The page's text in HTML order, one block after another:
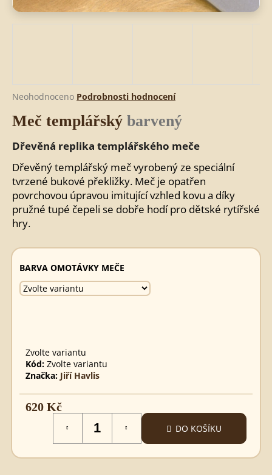
Průměrné
produktu
0,0
z
5
hvězdiček.
Neohodnoceno Podrobnosti hodnocení
Meč templářský barvený
Dřevěná replika templářského meče
Dřevěný templářský meč vyrobený ze speciální
tvrzené bukové překližky. Meč je opatřen
povrchovou úpravou imitující vzhled kovu a díky
pružné tupé čepeli se dobře hodí pro dětské rytířské
hry.
BARVA OMOTÁVKY MEČE
Zvolte variantu
Kód: Zvolte variantu
Značka: Jiří Havlis
620 Kč
DO KOŠÍKU
D
p
r
u
č
u
j
e
m
MEČ
TEMPLÁŘSKÝ
STAVEBNICE